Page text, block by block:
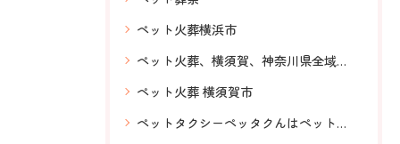
ペット火葬横浜市
ペット火葬、横須賀、神奈川県全域対応、訪問ペット火葬、虹の橋、ペットメモリアル神奈川、ペットも安心、希望の場所で
ペット火葬 横須賀市
ペットタクシーペッタクんはペットと一緒に気軽に移動できる。抱っこしたまま乗車可能。送迎、ドライブ、引越し、旅行等ご利用用途は沢山！ペットと気軽に移動は、ペットタクシーペッタクんへ！お問い合わせもLINEから簡単。